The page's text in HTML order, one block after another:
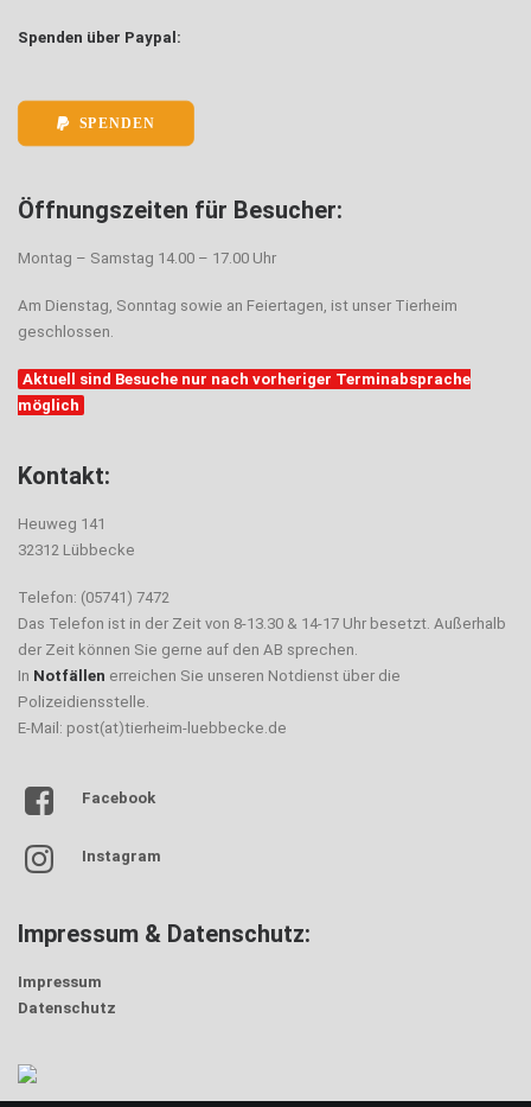
Spenden über Paypal:
SPENDEN
Öffnungszeiten für Besucher:
Montag – Samstag 14.00 – 17.00 Uhr
Am Dienstag, Sonntag sowie an Feiertagen, ist unser Tierheim
geschlossen.
Aktuell sind Besuche nur nach vorheriger Terminabsprache
möglich
Kontakt:
Heuweg 141
32312 Lübbecke
Telefon: (05741) 7472
Das Telefon ist in der Zeit von 8-13.30 & 14-17 Uhr besetzt. Außerhalb
der Zeit können Sie gerne auf den AB sprechen.
In Notfällen erreichen Sie unseren Notdienst über die
Polizeidiensstelle.
E-Mail: post(at)tierheim-luebbecke.de
Facebook
Instagram
Impressum & Datenschutz:
Impressum
Datenschutz